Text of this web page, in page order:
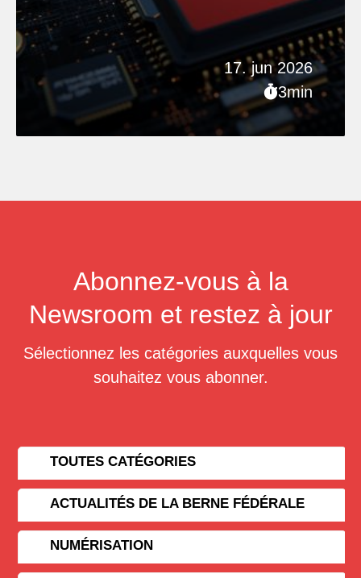
17. jun 2026
3min
Abonnez-vous à la
Newsroom et restez à jour
Sélectionnez les catégories auxquelles vous
souhaitez vous abonner.
TOUTES CATÉGORIES
ACTUALITÉS DE LA BERNE FÉDÉRALE
NUMÉRISATION